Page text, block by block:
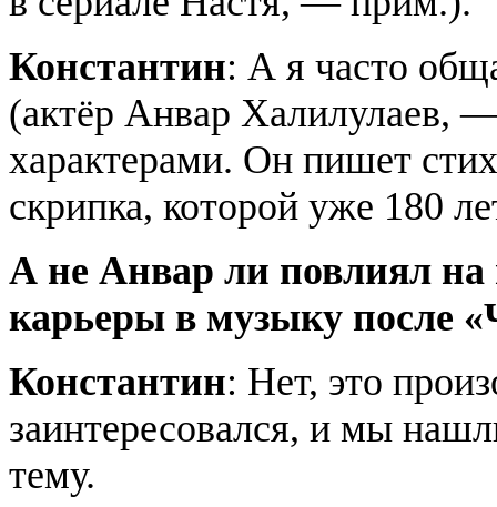
Константин: А я часто
(актёр Анвар
характерами. Он пишет
скрипка, которой уже 180
А не Анвар ли повлиял на
карьеры в музыку после
Константин: Нет, это
заинтересовался, и мы
тему.